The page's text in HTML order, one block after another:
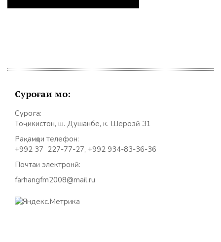
Суроғаи мо:
Суроға:
Тоҷикистон, ш. Душанбе, к. Шерозӣ 31
Рақамҳои телефон:
+992 37 227-77-27, +992 934-83-36-36
Почтаи электронӣ:
farhangfm2008@mail.ru